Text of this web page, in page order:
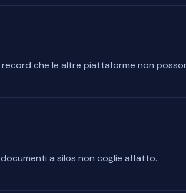
che le altre piattaforme non
a silos non coglie affatto.